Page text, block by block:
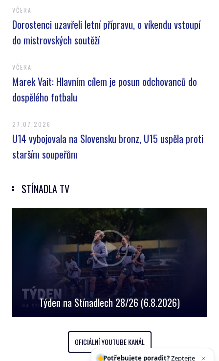
VČERA
Dorostenci uzavřeli letní přípravu, o víkendu vstoupí
do mistrovských soutěží
VČERA
Marek Vait: Hlavním cílem je posun odchovanců do
dospělého fotbalu
27.07.2026
U14 vybojovala na Slovensku bronz, U15 uspěla proti
starším soupeřům
STÍNADLA TV
Týden na Stínadlech 28/26 (6.8.2026)
OFICIÁLNÍ YOUTUBE KANÁL
Potřebujete poradit?Zeptejte se naš